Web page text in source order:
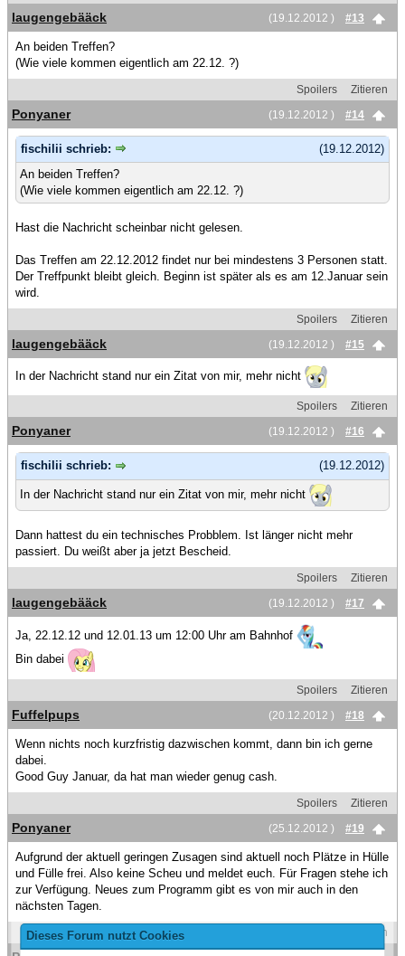
Dieses Forum nutzt Cookies
(19.12.2012 )
#13
laugengebääck
An beiden Treffen?
(Wie viele kommen eigentlich am 22.12. ?)
Spoilers
Zitieren
(19.12.2012 )
#14
Ponyaner
(19.12.2012)
fischilii schrieb:
An beiden Treffen?
(Wie viele kommen eigentlich am 22.12. ?)
Hast die Nachricht scheinbar nicht gelesen.
Das Treffen am 22.12.2012 findet nur bei mindestens 3 Personen statt.
Der Treffpunkt bleibt gleich. Beginn ist später als es am 12.Januar sein
wird.
Spoilers
Zitieren
(19.12.2012 )
#15
laugengebääck
In der Nachricht stand nur ein Zitat von mir, mehr nicht
Spoilers
Zitieren
(19.12.2012 )
#16
Ponyaner
(19.12.2012)
fischilii schrieb:
In der Nachricht stand nur ein Zitat von mir, mehr nicht
Dann hattest du ein technisches Probblem. Ist länger nicht mehr
passiert. Du weißt aber ja jetzt Bescheid.
Spoilers
Zitieren
(19.12.2012 )
#17
laugengebääck
Ja, 22.12.12 und 12.01.13 um 12:00 Uhr am Bahnhof
Bin dabei
Spoilers
Zitieren
(20.12.2012 )
#18
Fuffelpups
Wenn nichts noch kurzfristig dazwischen kommt, dann bin ich gerne
dabei.
Good Guy Januar, da hat man wieder genug cash.
Spoilers
Zitieren
(25.12.2012 )
#19
Ponyaner
Aufgrund der aktuell geringen Zusagen sind aktuell noch Plätze in Hülle
und Fülle frei. Also keine Scheu und meldet euch. Für Fragen stehe ich
zur Verfügung. Neues zum Programm gibt es von mir auch in den
nächsten Tagen.
Zitieren